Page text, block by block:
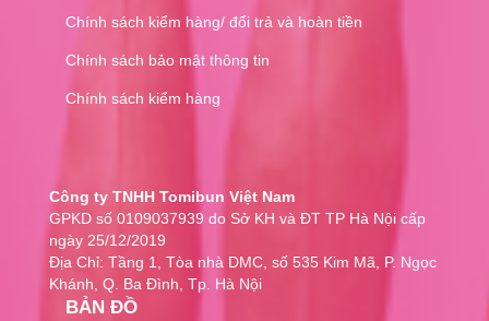
Chính sách kiểm hàng/ đổi trả và hoàn tiền
Chính sách bảo mật thông tin
Chính sách kiểm hàng
Công ty TNHH Tomibun Việt Nam
GPKD số 0109037939 do Sở KH và ĐT TP Hà Nội cấp
ngày 25/12/2019
Địa Chỉ: Tầng 1, Tòa nhà DMC, số 535 Kim Mã, P. Ngọc
Khánh, Q. Ba Đình, Tp. Hà Nội
BẢN ĐỒ